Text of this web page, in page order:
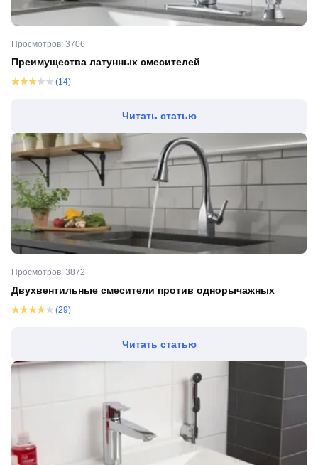
Просмотров: 3706
Преимущества латунных смесителей
(14)
Читать статью
Просмотров: 3872
Двухвентильные смесители против однорычажных
(29)
Читать статью